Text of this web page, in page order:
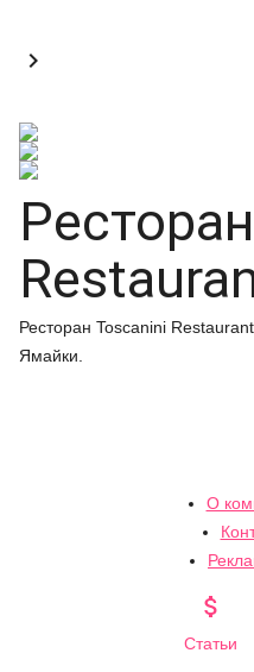

Ресторан Toscanini
Ямайки.
О

Статьи